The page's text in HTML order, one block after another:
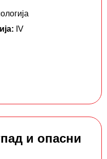
IV
и опасни